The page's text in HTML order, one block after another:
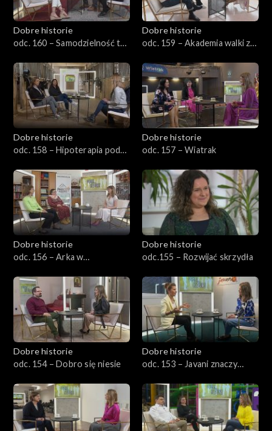
Dobre historie
odc. 160 – Samodzielność to
Dobre historie
odc. 159 – Akademia walki z
Dobre historie
odc. 158 – Hipoterapia pod
Dobre historie
odc. 157 – Wiatrak
Dobre historie
odc. 156 – Arka w
Dobre historie
odc.155 – Rozwijać skrzydła
Dobre historie
odc. 154 – Dobro się niesie
Dobre historie
odc. 153 – Javani znaczy